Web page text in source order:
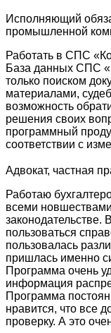
Исполняющий
промышленной
Работать в СПС
База данных СПС
только поиском
материалами,
возможность
решения своих
программный
соответствии с
Адвокат, частная
Работаю
всеми
законодательстве.
пользоваться
пользовалась
пришлась именно
Программа очень
информация
Программа
нравится, что все
проверку. А это